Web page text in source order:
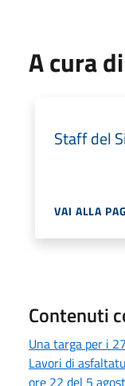
A cura di
Staff del
VAI ALLA
Contenuti
Una targa per i
Lavori di
ore 22 del 5